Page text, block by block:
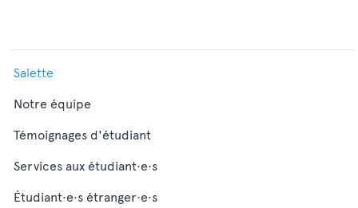
Salette
Notre équipe
Témoignages d'étudiant
Services aux étudiant·e·s
Étudiant·e·s étranger·e·s